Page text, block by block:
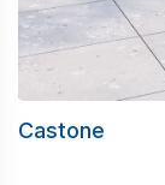
Castone